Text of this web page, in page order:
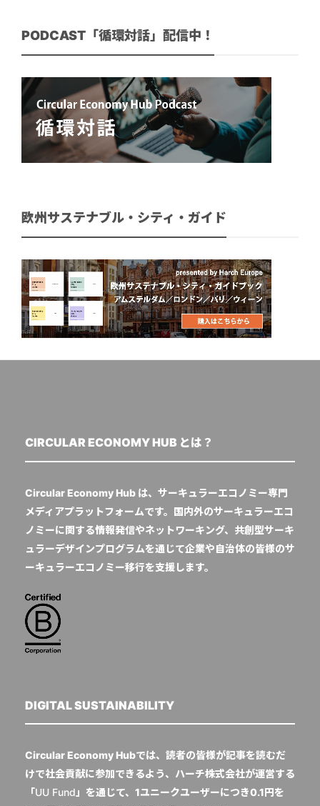
PODCAST「循環対話」配信中！
欧州サステナブル・シティ・ガイド
CIRCULAR ECONOMY HUB とは？
Circular Economy Hub は、サーキュラーエコノミー専門
メディアプラットフォームです。国内外のサーキュラーエコ
ノミーに関する情報発信やネットワーキング、共創型サーキ
ュラーデザインプログラムを通じて企業や自治体の皆様のサ
ーキュラーエコノミー移行を支援します。
DIGITAL SUSTAINABILITY
Circular Economy Hubでは、読者の皆様が記事を読むだ
けで社会貢献に参加できるよう、ハーチ株式会社が運営する
「UU Fund 」を通じて、1ユニークユーザーにつき0.1円を